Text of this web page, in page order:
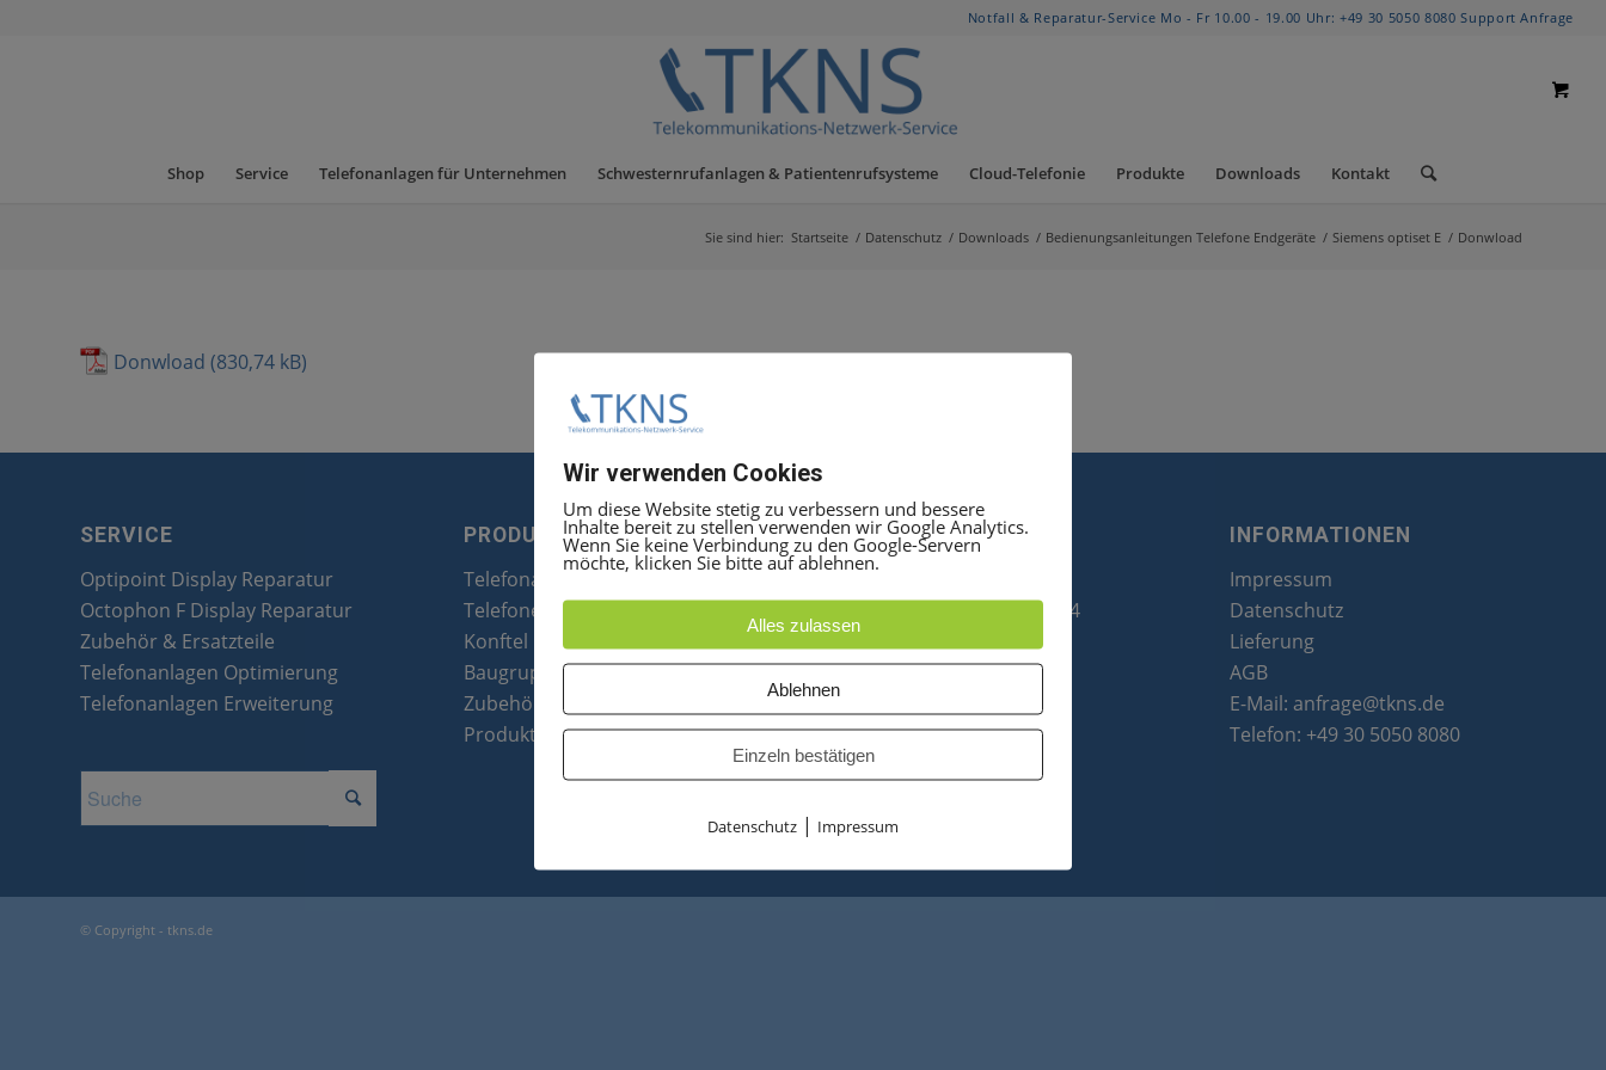
Notfall & Reparatur-Service Mo - Fr 10.00 - 19.00 Uhr: +49 30 5050 8080 Support Anfrage
Shop Service Telefonanlagen für Unternehmen Schwesternrufanlagen & Patientenrufsysteme Cloud-Telefonie Produkte Downloads Kontakt
Sie sind hier: Startseite / Datenschutz / Downloads / Bedienungsanleitungen Telefone Endgeräte / Siemens optiset E / Donwload
Donwload
SERVICE
Optipoint Display Reparatur
Octophon F Display Reparatur
Zubehör & Ersatzteile
Telefonanlagen Optimierung
Telefonanlagen Erweiterung
PRODUKTE
Telefonanlagen
Telefone
Konftel Konferenztelefone
Baugruppen
Zubehör & Ersatzteile
Produktzusammenfassung
PARTNER
Telefonanlagen Service 24
Octopus F
Starke Power
Entrümplungsservice
INFORMATIONEN
Impressum
Datenschutz
Lieferung
AGB
E-Mail: anfrage@tkns.de
Telefon: +49 30 5050 8080
© Copyright - tkns.de
Wir verwenden Cookies
Um diese Website stetig zu verbessern und bessere
Inhalte bereit zu stellen verwenden wir Google Analytics.
Wenn Sie keine Verbindung zu den Google-Servern
möchte, klicken Sie bitte auf ablehnen.
Alles zulassen
Ablehnen
Einzeln bestätigen
Datenschutz | Impressum